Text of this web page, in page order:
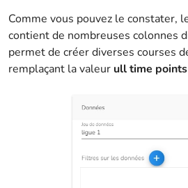
Comme vous pouvez le constater,
contient de nombreuses colonnes
permet de créer diverses courses
remplaçant la valeur ull time points